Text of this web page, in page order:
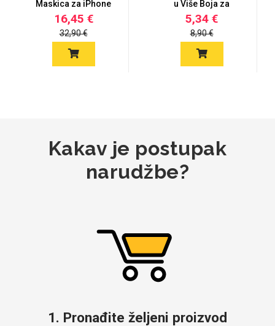
Maskica za iPhone
X/XS - Gu...
16,45 €
32,90 €
u Više Boja za
iPhone X/XS
5,34 €
8,90 €
Kakav je postupak
narudžbe?
1. Pronađite željeni proizvod